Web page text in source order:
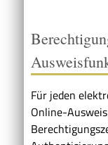
Für jeden
Online-